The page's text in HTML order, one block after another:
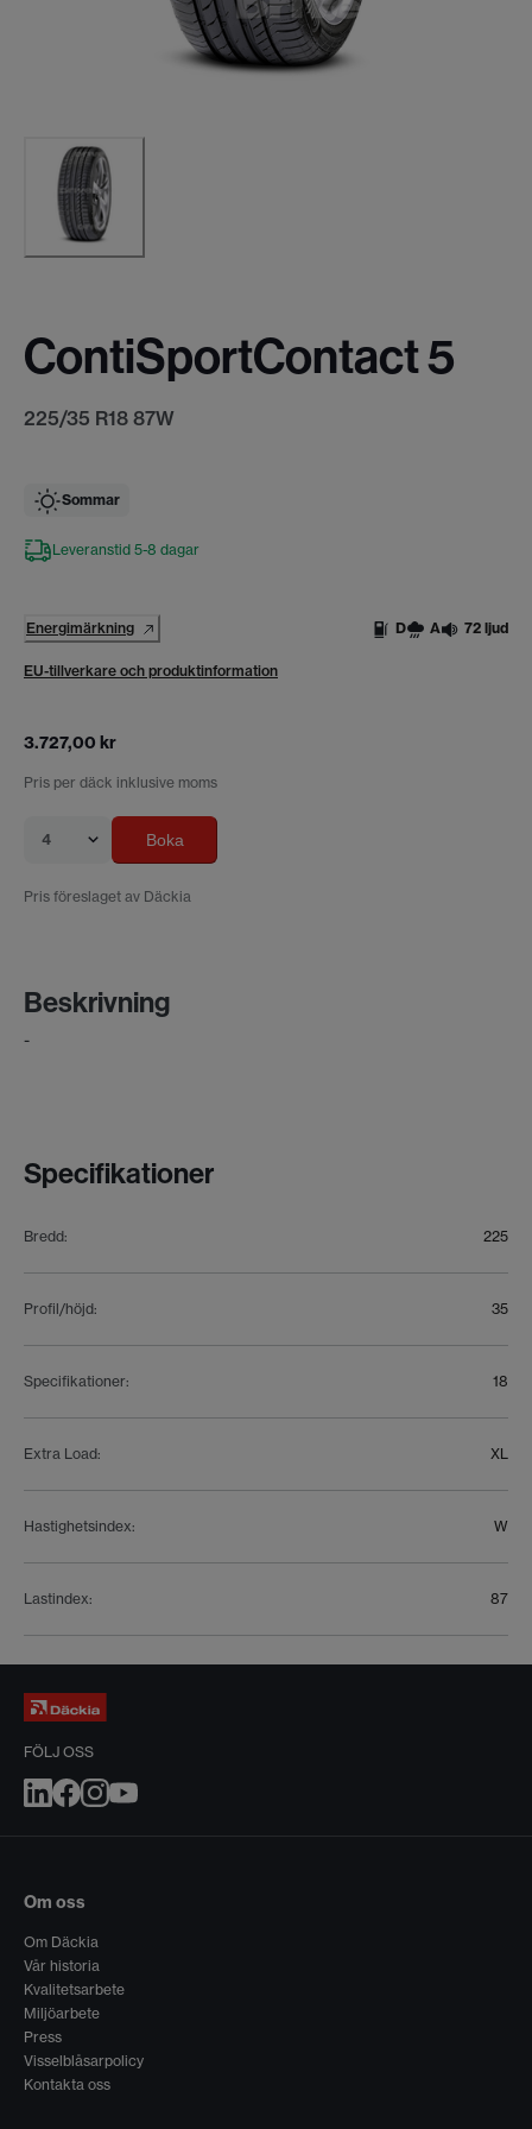
ContiSportContact 5
225/35 R18 87W
Sommar
Leveranstid 5-8 dagar
Energimärkning D A 72 ljud
EU-tillverkare och produktinformation
3.727,00 kr
Pris per däck inklusive moms
4 Boka
Pris föreslaget av Däckia
Beskrivning
-
Specifikationer
Bredd: 225
Profil/höjd: 35
Specifikationer: 18
Extra Load: XL
Hastighetsindex: W
Lastindex: 87
FÖLJ OSS
Om oss
Om Däckia
Vår historia
Kvalitetsarbete
Miljöarbete
Press
Visselblåsarpolicy
Kontakta oss